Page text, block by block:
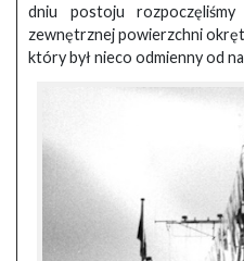
dniu postoju
zewnętrznej powierzchni
który był nieco odmienny od